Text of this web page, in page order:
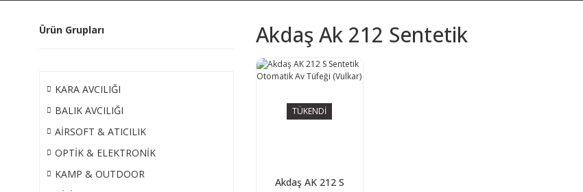
Ürün Grupları
KARA AVCILIĞI
BALIK AVCILIĞI
AİRSOFT & ATICILIK
OPTİK & ELEKTRONİK
KAMP & OUTDOOR
Akdaş Ak 212 Sentetik
TÜKENDİ
Akdaş AK 212 S